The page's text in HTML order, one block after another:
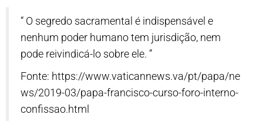
“ O segredo sacramental é indispensável e
nenhum poder humano tem jurisdição, nem
pode reivindicá-lo sobre ele. ”
Fonte: https://www.vaticannews.va/pt/papa/ne
ws/2019-03/papa-francisco-curso-foro-interno-
confissao.html